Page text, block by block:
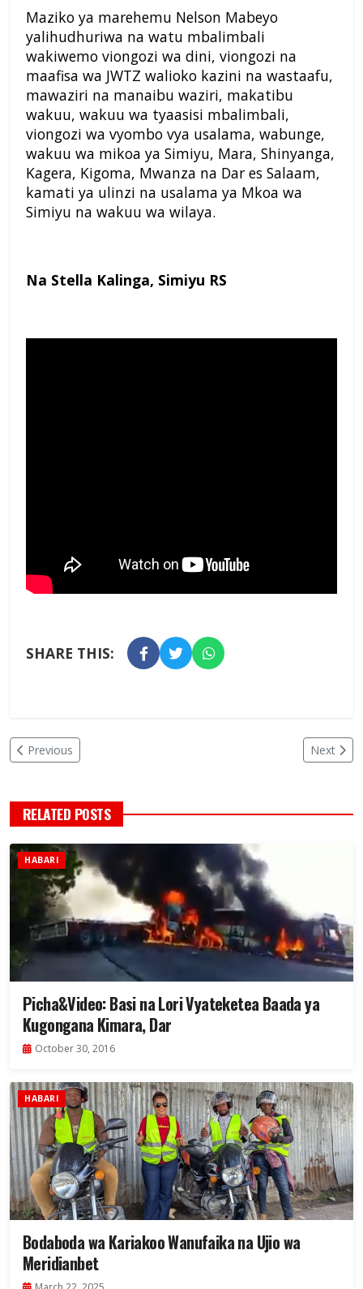
Maziko ya marehemu Nelson Mabeyo
yalihudhuriwa na watu mbalimbali
wakiwemo viongozi wa dini, viongozi na
maafisa wa JWTZ walioko kazini na wastaafu,
mawaziri na manaibu waziri, makatibu
wakuu, wakuu wa tyaasisi mbalimbali,
viongozi wa vyombo vya usalama, wabunge,
wakuu wa mikoa ya Simiyu, Mara, Shinyanga,
Kagera, Kigoma, Mwanza na Dar es Salaam,
kamati ya ulinzi na usalama ya Mkoa wa
Simiyu na wakuu wa wilaya.
Na Stella Kalinga, Simiyu RS
SHARE THIS:
Previous Next
RELATED POSTS
HABARI
Picha&Video: Basi na Lori Vyateketea Baada ya
Kugongana Kimara, Dar
October 30, 2016
HABARI
Bodaboda wa Kariakoo Wanufaika na Ujio wa
Meridianbet